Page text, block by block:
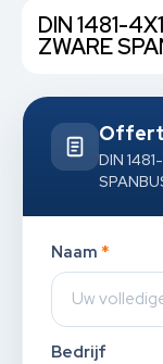
DIN 1481-
ZWARE
DIN
Naam *
Bedrijf